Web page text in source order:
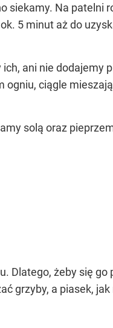
siekamy. Na patelni
5 minut aż do
ani nie
ogniu, ciągle
solą oraz
Dlatego, żeby się
grzyby, a piasek,